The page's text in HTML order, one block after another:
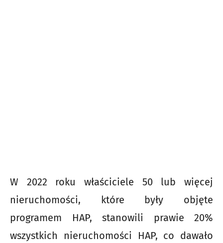
W 2022 roku właściciele 50 lub więcej
nieruchomości, które były objęte
programem HAP, stanowili prawie 20%
wszystkich nieruchomości HAP, co dawało